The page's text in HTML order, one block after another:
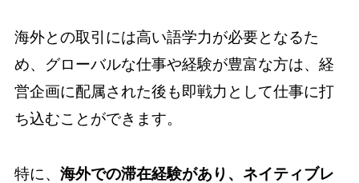
海外との取引には高い語学力が必要となるた
め、グローバルな仕事や経験が豊富な方は、経
営企画に配属された後も即戦力として仕事に打
ち込むことができます。
特に、 海外での滞在経験があり、ネイティブレ